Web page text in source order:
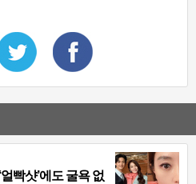
빡샷’에도 굴욕 없